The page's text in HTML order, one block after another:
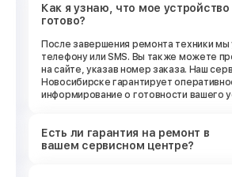
Как я узнаю, что мое устройство
готово?
После завершения ремонта техники
телефону или SMS. Вы также можете
на сайте, указав номер заказа. Наш
Новосибирске гарантирует
информирование о готовности вашего
Есть ли гарантия на ремонт в
вашем сервисном центре?